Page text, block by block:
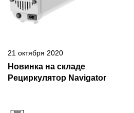
21 октября 2020
Новинка на складе
Рециркулятор Navigator